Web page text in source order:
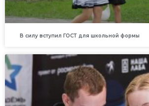
В силу вступил ГОСТ для школьной формы